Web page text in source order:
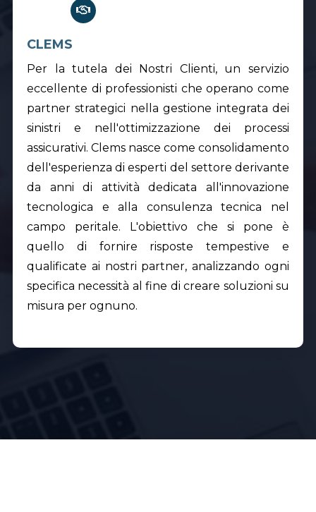
CLEMS
Per la tutela dei Nostri Clienti, un servizio
eccellente di professionisti che operano come
partner strategici nella gestione integrata dei
sinistri e nell'ottimizzazione dei processi
assicurativi. Clems nasce come consolidamento
dell'esperienza di esperti del settore derivante
da anni di attività dedicata all'innovazione
tecnologica e alla consulenza tecnica nel
campo peritale. L'obiettivo che si pone è
quello di fornire risposte tempestive e
qualificate ai nostri partner, analizzando ogni
specifica necessità al fine di creare soluzioni su
misura per ognuno.